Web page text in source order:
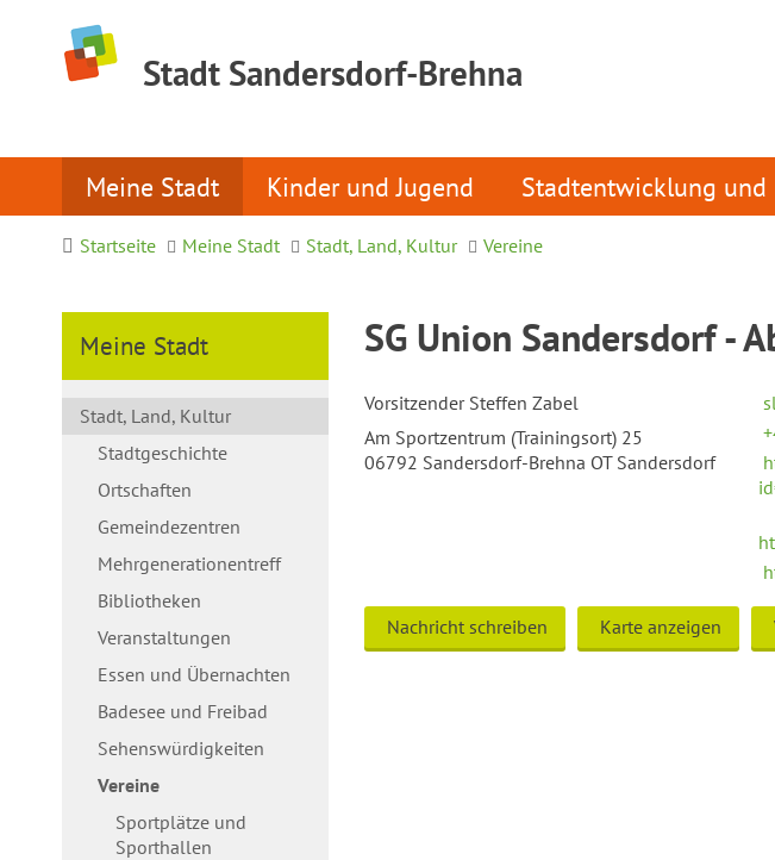
Stadt Sandersdorf-Brehna
Meine Stadt Kinder und Jugend Stadtentwicklung und
Startseite Meine Stadt Stadt, Land, Kultur Vereine
Meine Stadt
Stadt, Land, Kultur
Stadtgeschichte
Ortschaften
Gemeindezentren
Mehrgenerationentreff
Bibliotheken
Veranstaltungen
Essen und Übernachten
Badesee und Freibad
Sehenswürdigkeiten
Vereine
Sportplätze und
Sporthallen
SG Union Sandersdorf -
Vorsitzender Steffen Zabel
Am Sportzentrum (Trainingsort) 25
06792 Sandersdorf-Brehna OT Sandersdorf
Nachricht schreiben Karte anzeigen